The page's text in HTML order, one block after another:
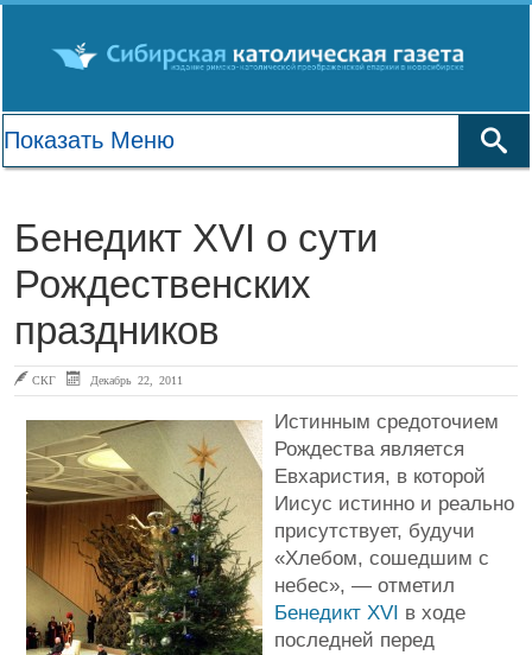
Бенедикт XVI о сути
Рождественских
праздников
СКГ Декабрь 22, 2011
Истинным средоточием
Рождества является
Евхаристия, в которой
Иисус истинно и реально
присутствует, будучи
«Хлебом, сошедшим с
небес», — отметил
Бенедикт XVI в ходе
последней перед